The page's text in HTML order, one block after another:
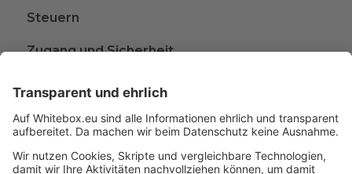
Steuern
Zugang und Sicherheit
Beschwerden
Wissen rund ums Anlegen